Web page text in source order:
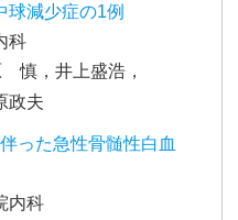
球減少症の1例
科
慎，井上盛浩，
夫
った急性骨髄性白血
内科